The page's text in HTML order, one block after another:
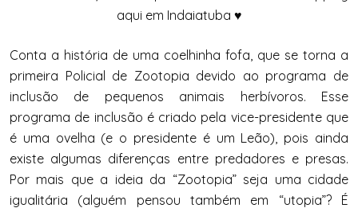
aqui em Indaiatuba ♥
Conta a história de uma coelhinha fofa, que se torna a
primeira Policial de Zootopia devido ao programa de
inclusão de pequenos animais herbívoros. Esse
programa de inclusão é criado pela vice-presidente que
é uma ovelha (e o presidente é um Leão), pois ainda
existe algumas diferenças entre predadores e presas.
Por mais que a ideia da “Zootopia” seja uma cidade
igualitária (alguém pensou também em “utopia”? É